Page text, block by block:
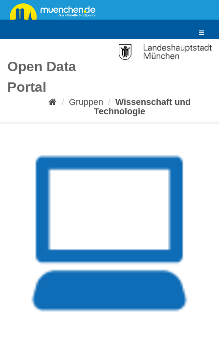
Überspringen
zum
Toggle
Open Data
Portal
Gruppen
Wissenschaft und
Technologie